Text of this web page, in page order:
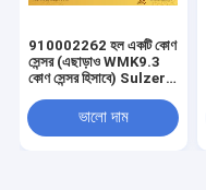
910002262 হল একটি কোণ
সেন্সর (এছাড়াও WMK9.3
কোণ সেন্সর হিসাবে) Sulzer
ব্যবহৃত।
ভালো দাম